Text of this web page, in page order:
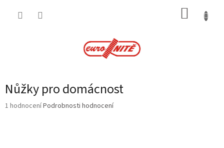
Nůžky pro domácnost
Průměrné
1 hodnoceníPodrobnosti hodnocení